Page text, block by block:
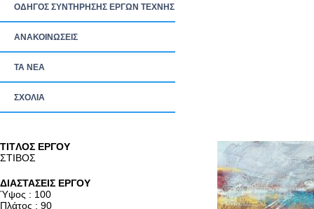
ΟΔΗΓΟΣ ΣΥΝΤΗΡΗΣΗΣ ΕΡΓΩΝ ΤΕΧΝΗΣ
ΑΝΑΚΟΙΝΩΣΕΙΣ
ΤΑ ΝEΑ
ΣΧΟΛΙΑ
TITΛΟΣ ΕΡΓΟΥ
ΣΤΙΒΟΣ
ΔΙΑΣΤΑΣΕΙΣ ΕΡΓΟΥ
Ύψος : 100
Πλάτος : 90